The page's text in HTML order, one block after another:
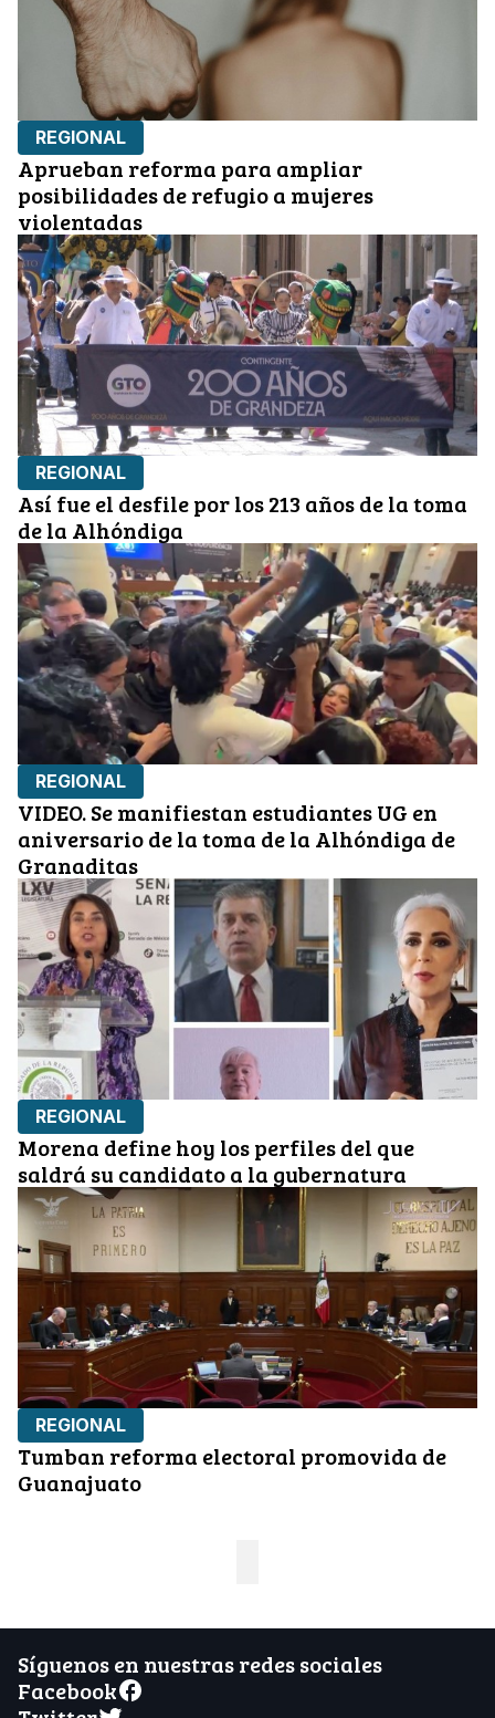
REGIONAL
Aprueban reforma para ampliar
posibilidades de refugio a mujeres
violentadas
REGIONAL
Así fue el desfile por los 213 años de la toma
de la Alhóndiga
REGIONAL
VIDEO. Se manifiestan estudiantes UG en
aniversario de la toma de la Alhóndiga de
Granaditas
REGIONAL
Morena define hoy los perfiles del que
saldrá su candidato a la gubernatura
REGIONAL
Tumban reforma electoral promovida de
Guanajuato
Síguenos en nuestras redes sociales
Facebook